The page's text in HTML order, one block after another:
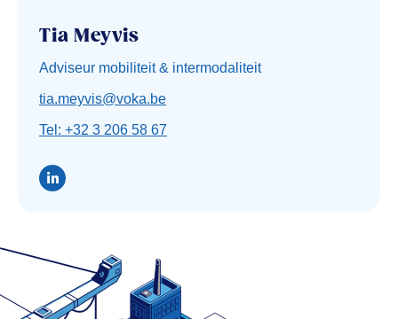
Tia Meyvis
Adviseur mobiliteit & intermodaliteit
tia.meyvis@voka.be
Tel: +32 3 206 58 67